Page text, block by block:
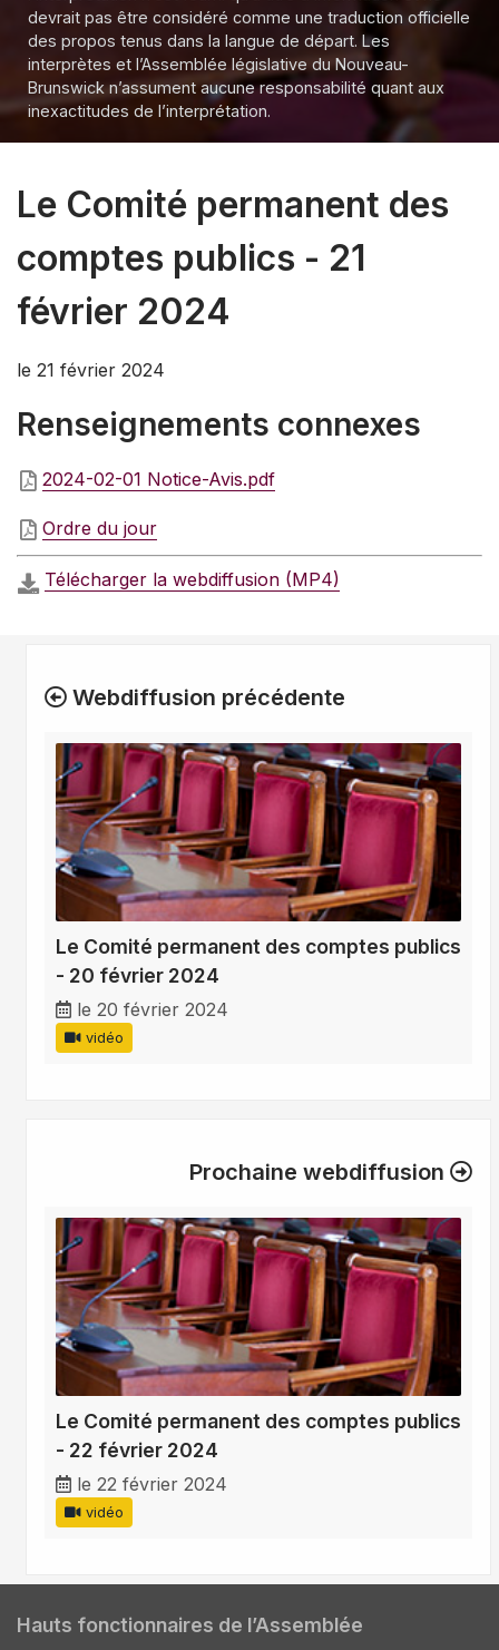
devrait pas être considéré comme une traduction officielle
des propos tenus dans la langue de départ. Les
interprètes et l’Assemblée législative du Nouveau-
Brunswick n’assument aucune responsabilité quant aux
inexactitudes de l’interprétation.
Le Comité permanent des
comptes publics - 21
février 2024
le 21 février 2024
Renseignements connexes
2024-02-01 Notice-Avis.pdf
Ordre du jour
Télécharger la webdiffusion (MP4)
Webdiffusion précédente
Le Comité permanent des comptes publics
- 20 février 2024
le 20 février 2024
vidéo
Prochaine webdiffusion
Le Comité permanent des comptes publics
- 22 février 2024
le 22 février 2024
vidéo
Hauts fonctionnaires de l’Assemblée